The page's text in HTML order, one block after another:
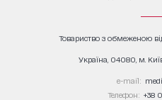
Товариство з обмеженою
Україна, 04080, м.
е-mail:
Телефон: +38